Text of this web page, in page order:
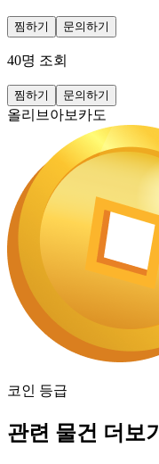
찜하기 문의하기
40명 조회
찜하기 문의하기
올리브아보카도
코인 등급
관련 물건 더보기